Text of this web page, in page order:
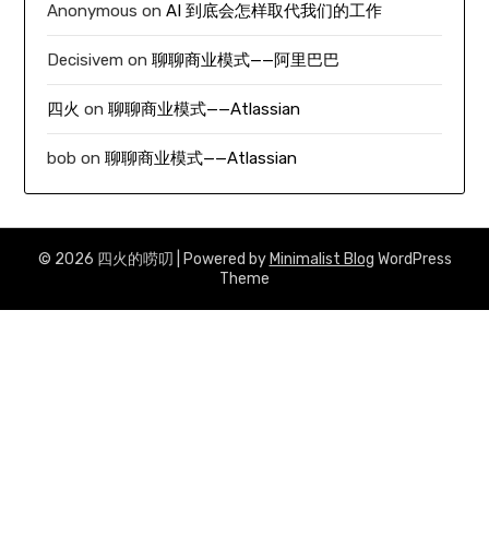
Anonymous onAI 到底会怎样取代我们的工作
Decisivem on聊聊商业模式——阿里巴巴
四火 on聊聊商业模式——Atlassian
bob on聊聊商业模式——Atlassian
© 2026 四火的唠叨 | Powered by Minimalist Blog WordPress
Theme